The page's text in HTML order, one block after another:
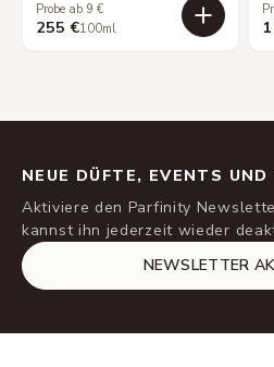
Probe ab 9 €
255 €100ml
NEUE DÜFTE, EVENTS UND
Aktiviere den Parfinity
kannst ihn jederzeit wieder
NEWSLETTER